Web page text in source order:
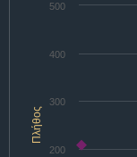
Πλήθος
200
300
400
500